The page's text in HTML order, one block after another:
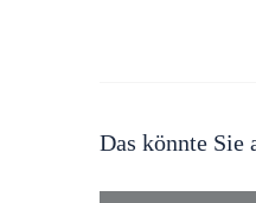
Das könnte Sie